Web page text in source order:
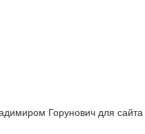
Горунович для